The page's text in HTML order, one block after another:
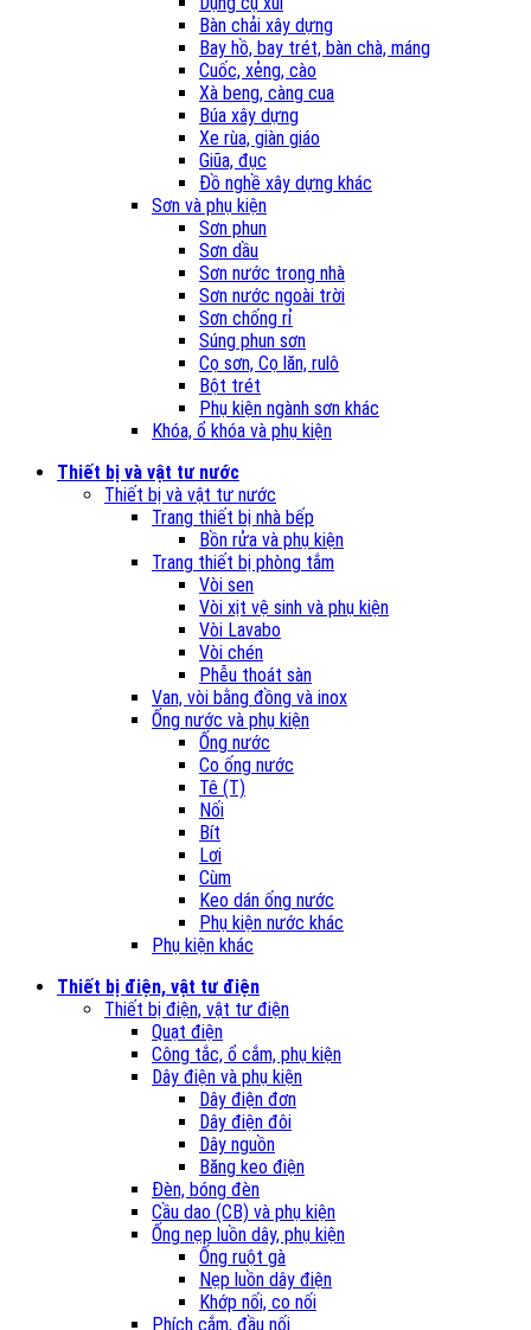
Bàn chải xây dựng
Bay hồ, bay trét, bàn chà, máng
Cuốc, xẻng, cào
Xà beng, càng cua
Búa xây dựng
Xe rùa, giàn giáo
Giũa, đục
Đồ nghề xây dựng khác
Sơn và phụ kiện
Sơn phun
Sơn dầu
Sơn nước trong nhà
Sơn nước ngoài trời
Sơn chống rỉ
Súng phun sơn
Cọ sơn, Cọ lăn, rulô
Bột trét
Phụ kiện ngành sơn khác
Khóa, ổ khóa và phụ kiện
Thiết bị và vật tư nước
Thiết bị và vật tư nước
Trang thiết bị nhà bếp
Bồn rửa và phụ kiện
Trang thiết bị phòng tắm
Vòi sen
Vòi xịt vệ sinh và phụ kiện
Vòi Lavabo
Vòi chén
Phễu thoát sàn
Van, vòi bằng đồng và inox
Ống nước và phụ kiện
Ống nước
Co ống nước
Tê (T)
Nối
Bít
Lơi
Cùm
Keo dán ống nước
Phụ kiện nước khác
Phụ kiện khác
Thiết bị điện, vật tư điện
Thiết bị điện, vật tư điện
Quạt điện
Công tắc, ổ cắm, phụ kiện
Dây điện và phụ kiện
Dây điện đơn
Dây điện đôi
Dây nguồn
Băng keo điện
Đèn, bóng đèn
Cầu dao (CB) và phụ kiện
Ống nẹp luồn dây, phụ kiện
Ống ruột gà
Nẹp luồn dây điện
Khớp nối, co nối
Phích cắm, đầu nối